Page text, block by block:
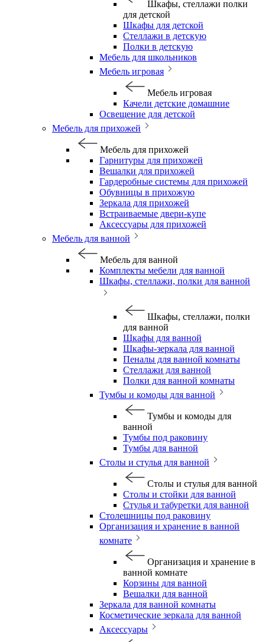
Шкафы, стеллажи полки
для детской
Шкафы для детской
Стеллажи в детскую
Полки в детскую
Мебель для школьников
Мебель игровая
Мебель игровая
Качели детские домашние
Освещение для детской
Мебель для прихожей
Мебель для прихожей
Гарнитуры для прихожей
Вешалки для прихожей
Гардеробные системы для прихожей
Обувницы в прихожую
Зеркала для прихожей
Встраиваемые двери-купе
Аксессуары для прихожей
Мебель для ванной
Мебель для ванной
Комплекты мебели для ванной
Шкафы, стеллажи, полки для ванной
Шкафы, стеллажи, полки
для ванной
Шкафы для ванной
Шкафы-зеркала для ванной
Пеналы для ванной комнаты
Стеллажи для ванной
Полки для ванной комнаты
Тумбы и комоды для ванной
Тумбы и комоды для
ванной
Тумбы под раковину
Тумбы для ванной
Столы и стулья для ванной
Столы и стулья для ванной
Столы и стойки для ванной
Стулья и табуретки для ванной
Столешницы под раковину
Организация и хранение в ванной
комнате
Организация и хранение в
ванной комнате
Корзины для ванной
Вешалки для ванной
Зеркала для ванной комнаты
Косметические зеркала для ванной
Аксессуары